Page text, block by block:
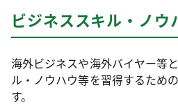
ビジネススキル・ノウ
海外ビジネスや海外バイヤー等
ル・ノウハウ等を習得するため
す。